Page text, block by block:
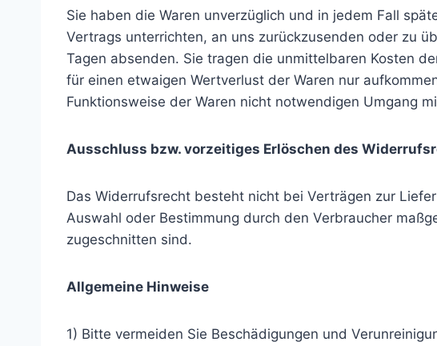
Sie haben die Waren unverzüglich und in jedem Fall
Vertrags unterrichten, an uns zurückzusenden oder zu
Tagen absenden. Sie tragen die unmittelbaren Kosten
für einen etwaigen Wertverlust der Waren nur
Funktionsweise der Waren nicht notwendigen Umgang
Ausschluss bzw. vorzeitiges Erlöschen des
Das Widerrufsrecht besteht nicht bei Verträgen zur
Auswahl oder Bestimmung durch den Verbraucher
zugeschnitten sind.
Allgemeine Hinweise
1) Bitte vermeiden Sie Beschädigungen und